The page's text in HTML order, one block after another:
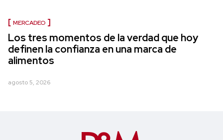
MERCADEO
Los tres momentos de la verdad que hoy
definen la confianza en una marca de
alimentos
agosto 5, 2026